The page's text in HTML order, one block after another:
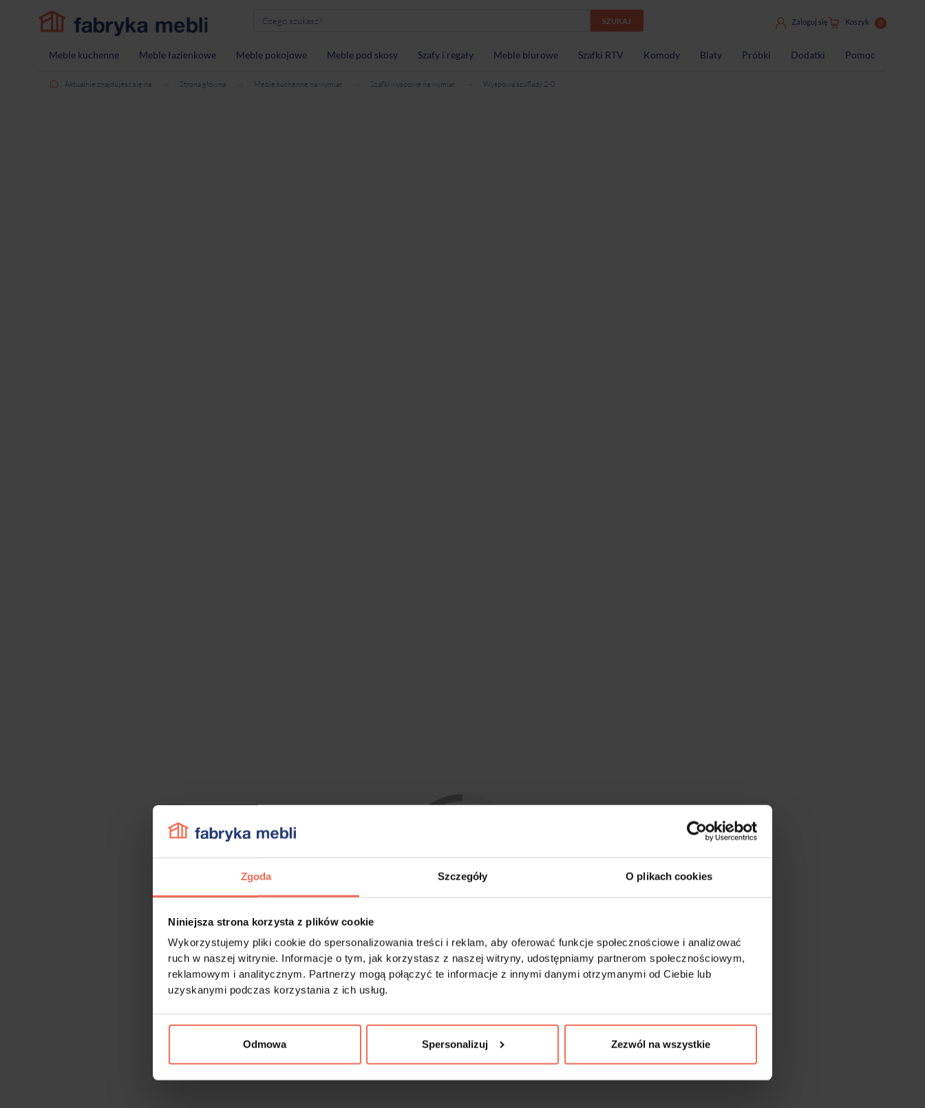
Zgoda Szczegóły O plikach cookies
Niniejsza strona korzysta z plików cookie
Wykorzystujemy pliki cookie do spersonalizowania treści i reklam, aby oferować funkcje społecznościowe i analizować
ruch w naszej witrynie. Informacje o tym, jak korzystasz z naszej witryny, udostępniamy partnerom społecznościowym,
reklamowym i analitycznym. Partnerzy mogą połączyć te informacje z innymi danymi otrzymanymi od Ciebie lub
uzyskanymi podczas korzystania z ich usług.
Odmowa Spersonalizuj Zezwól na wszystkie
SZUKAJ Zaloguj się Koszyk 0
Meble kuchenne Meble łazienkowe Meble pokojowe Meble pod skosy Szafy i regały Meble biurowe Szafki RTV Komody Blaty Próbki Dodatki Pomoc
Aktualnie znajdujesz się na Strona główna Meble kuchenne na wymiar Szafki wyspowe na wymiar Wyspowa szuflady 2-0